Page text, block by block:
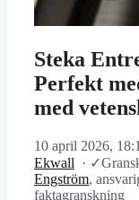
Steka
Perfekt
med
10 april 2026,
Ekwall
· ✓
Engström,
faktagranskning